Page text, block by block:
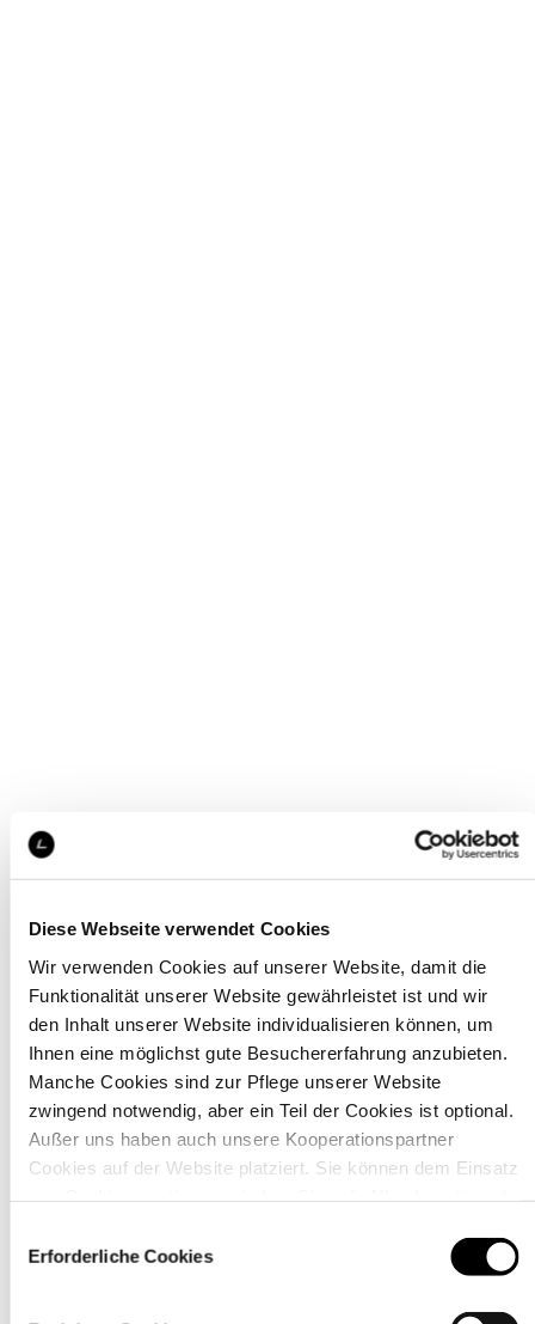
Diese Webseite verwendet Cookies
Wir verwenden Cookies auf unserer Website, damit die
Funktionalität unserer Website gewährleistet ist und wir
den Inhalt unserer Website individualisieren können, um
Ihnen eine möglichst gute Besuchererfahrung anzubieten.
Manche Cookies sind zur Pflege unserer Website
zwingend notwendig, aber ein Teil der Cookies ist optional.
Außer uns haben auch unsere Kooperationspartner
Cookies auf der Website platziert. Sie können dem Einsatz
über den Link „Cookie-Einstellungen
Erforderliche Cookies